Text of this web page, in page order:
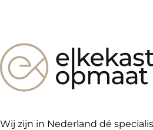
Wij zijn in Nederland dé